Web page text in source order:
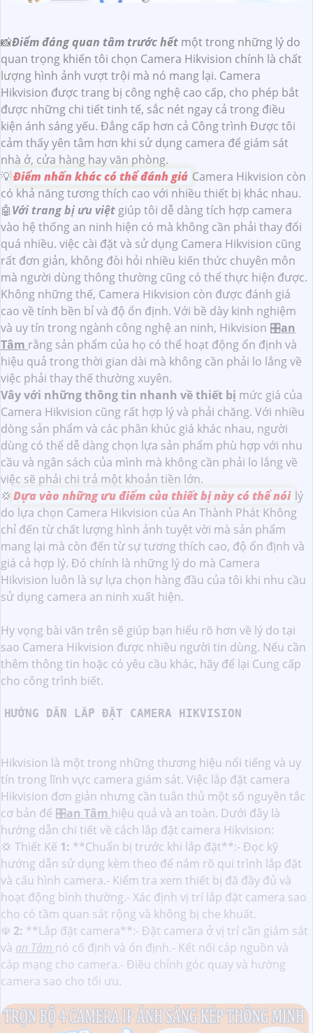
📸Điểm đáng quan tâm trước hết một trong những lý do
quan trọng khiến tôi chọn Camera Hikvision chính là chất
lượng hình ảnh vượt trội mà nó mang lại. Camera
Hikvision được trang bị công nghệ cao cấp, cho phép bắt
được những chi tiết tinh tế, sắc nét ngay cả trong điều
kiện ánh sáng yếu. Đẳng cấp hơn cả Công trình Được tôi
cảm thấy yên tâm hơn khi sử dụng camera để giám sát
nhà ở, cửa hàng hay văn phòng.
💡Điểm nhấn khác có thể đánh giá Camera Hikvision còn
có khả năng tương thích cao với nhiều thiết bị khác nhau.
🤖️Với trang bị ưu việt giúp tôi dễ dàng tích hợp camera
vào hệ thống an ninh hiện có mà không cần phải thay đổi
quá nhiều. việc cài đặt và sử dụng Camera Hikvision cũng
rất đơn giản, không đòi hỏi nhiều kiến thức chuyên môn
mà người dùng thông thường cũng có thể thực hiện được.
Không những thế, Camera Hikvision còn được đánh giá
cao về tính bền bỉ và độ ổn định. Với bề dày kinh nghiệm
và uy tín trong ngành công nghệ an ninh, Hikvision 🎛an
Tâm rằng sản phẩm của họ có thể hoạt động ổn định và
hiệu quả trong thời gian dài mà không cần phải lo lắng về
việc phải thay thế thường xuyên.
Vây với những thông tin nhanh về thiết bị mức giá của
Camera Hikvision cũng rất hợp lý và phải chăng. Với nhiều
dòng sản phẩm và các phân khúc giá khác nhau, người
dùng có thể dễ dàng chọn lựa sản phẩm phù hợp với nhu
cầu và ngân sách của mình mà không cần phải lo lắng về
việc sẽ phải chi trả một khoản tiền lớn.
💢Dựa vào những ưu điểm của thiết bị này có thể nói lý
do lựa chọn Camera Hikvision của An Thành Phát Không
chỉ đến từ chất lượng hình ảnh tuyệt vời mà sản phẩm
mang lại mà còn đến từ sự tương thích cao, độ ổn định và
giá cả hợp lý. Đó chính là những lý do mà Camera
Hikvision luôn là sự lựa chọn hàng đầu của tôi khi nhu cầu
sử dụng camera an ninh xuất hiện.
Hy vọng bài văn trên sẽ giúp bạn hiểu rõ hơn về lý do tại
sao Camera Hikvision được nhiều người tin dùng. Nếu cần
thêm thông tin hoặc có yêu cầu khác, hãy để lại Cung cấp
cho công trình biết.
HƯỚNG DẪN LẮP ĐẶT CAMERA HIKVISION
Hikvision là một trong những thương hiệu nổi tiếng và uy
tín trong lĩnh vực camera giám sát. Việc lắp đặt camera
Hikvision đơn giản nhưng cần tuân thủ một số nguyên tắc
cơ bản để 🎛an Tâm hiệu quả và an toàn. Dưới đây là
hướng dẫn chi tiết về cách lắp đặt camera Hikvision:
💢 Thiết Kế 1: **Chuẩn bị trước khi lắp đặt**:- Đọc kỹ
hướng dẫn sử dụng kèm theo để nắm rõ qui trình lắp đặt
và cấu hình camera.- Kiểm tra xem thiết bị đã đầy đủ và
hoạt động bình thường.- Xác định vị trí lắp đặt camera sao
cho có tầm quan sát rộng và không bị che khuất.
☫ 2: **Lắp đặt camera**:- Đặt camera ở vị trí cần giám sát
và an Tâm nó cố định và ổn định.- Kết nối cáp nguồn và
cáp mạng cho camera.- Điều chỉnh góc quay và hướng
camera sao cho tối ưu.